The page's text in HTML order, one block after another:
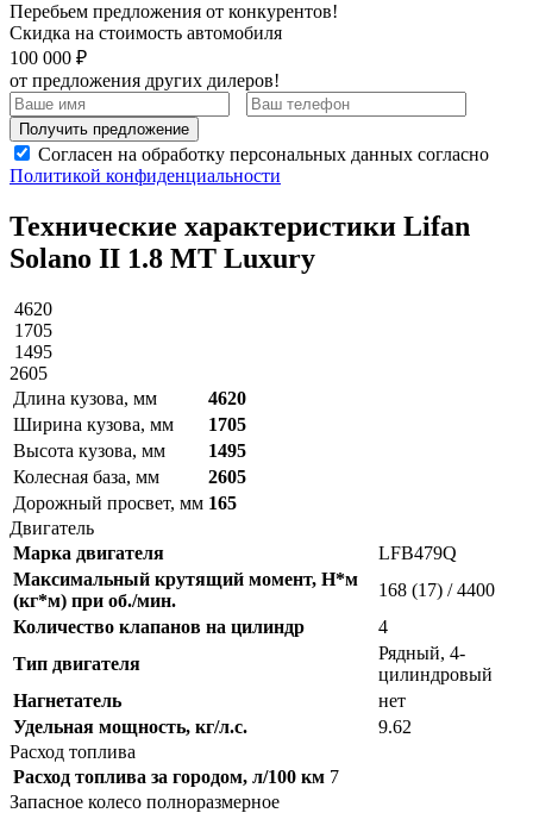
Перебьем предложения от конкурентов!
Скидка на стоимость автомобиля
100 000 ₽
от предложения других дилеров!
Получить предложение
Согласен на обработку персональных данных согласно
Политикой конфиденциальности
Технические характеристики Lifan
Solano II 1.8 MT Luxury
4620
1705
1495
2605
Длина кузова, мм
4620
Ширина кузова, мм
1705
Высота кузова, мм
1495
Колесная база, мм
2605
Дорожный просвет, мм 165
Двигатель
Марка двигателя
LFB479Q
Максимальный крутящий момент, Н*м
(кг*м) при об./мин.
168 (17) / 4400
Количество клапанов на цилиндр
4
Тип двигателя
Рядный, 4-
цилиндровый
Нагнетатель
нет
Удельная мощность, кг/л.с.
9.62
Расход топлива
Расход топлива за городом, л/100 км 7
Запасное колесо полноразмерное